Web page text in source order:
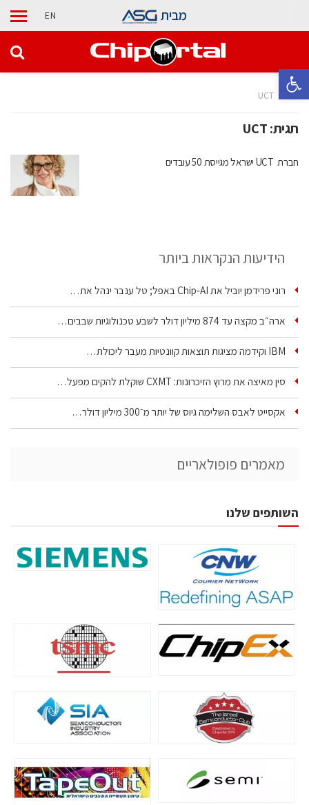
פתח סרגל נגישות
מבית EN
בית UCT
תגית:UCT
חברת UCT ישראל מגייסת 50 עובדים
הידיעות הנקראות ביותר
רוני פרידמן יוביל את Chip‑AI באפל; טל ענבר ינהל את…
ארה״ב מקצה עד 874 מיליון דולר לשבע טכנולוגיות שבבים…
IBM וקידמה מציגות תוצאות קוונטיות מעבר ליכולת…
סין מאיצה את מרוץ הזיכרונות: CXMT שוקלת להקים מפעל…
אקסייט לאבס השלימה גיוס של יותר מ־300 מיליון דולר…
מאמרים פופולאריים
השותפים שלנו